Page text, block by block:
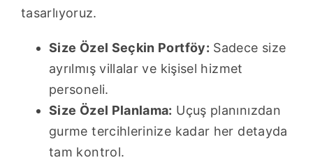
tasarlıyoruz.
Size Özel Seçkin Portföy: Sadece size
ayrılmış villalar ve kişisel hizmet
personeli.
Size Özel Planlama: Uçuş planınızdan
gurme tercihlerinize kadar her detayda
tam kontrol.